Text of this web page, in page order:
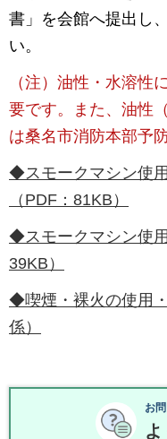
書」を会館へ提出し
い。
（注）油性・水溶性
要です。また、油性
は桑名市消防本部予
◆スモークマシン使
（PDF：81KB）
◆スモークマシン使
39KB）
◆喫煙・裸火の使用
係）
お